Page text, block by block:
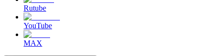
Rutube
YouTube
MAX